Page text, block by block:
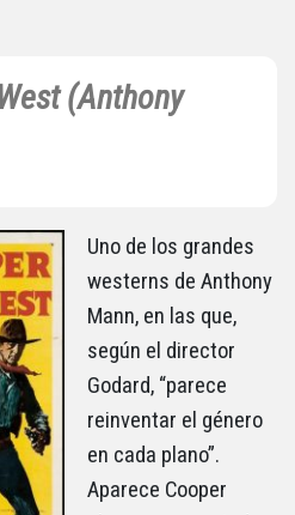
(Anthony
Uno de los grandes
westerns de Anthony
Mann, en las que,
según el director
Godard, “parece
reinventar el género
en cada plano”.
Aparece Cooper